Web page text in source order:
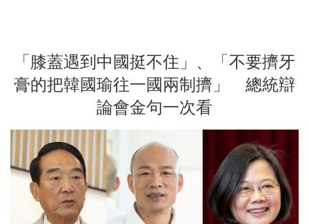
「膝蓋遇到中國挺不住」、「不要擠牙
膏的把韓國瑜往一國兩制擠」 總統辯
論會金句一次看